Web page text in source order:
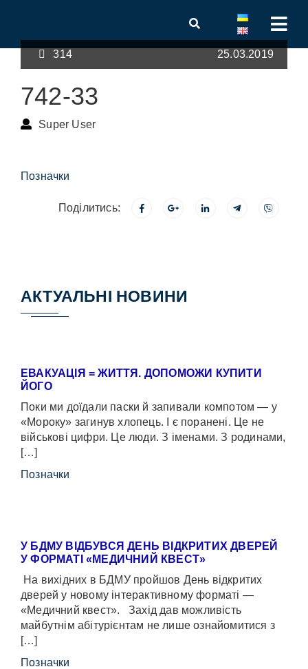
314 25.03.2019
742-33
Super User
Позначки
Поділитись:
АКТУАЛЬНІ НОВИНИ
ЕВАКУАЦІЯ = ЖИТТЯ. ДОПОМОЖИ КУПИТИ
ЙОГО
Поки ми доїдали паски й запивали компотом — у
«Мороку» загинув хлопець. І є поранені. Це не
військові цифри. Це люди. З іменами. З родинами,
[…]
Позначки
У БДМУ ВІДБУВСЯ ДЕНЬ ВІДКРИТИХ ДВЕРЕЙ
У ФОРМАТІ «МЕДИЧНИЙ КВЕСТ»
На вихідних в БДМУ пройшов День відкритих
дверей у новому інтерактивному форматі —
«Медичний квест». Захід дав можливість
майбутнім абітурієнтам не лише ознайомитися з
[…]
Позначки